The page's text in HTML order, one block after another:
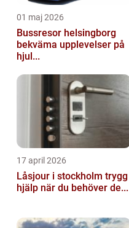
01 maj 2026
Bussresor helsingborg
bekväma upplevelser på
hjul...
17 april 2026
Låsjour i stockholm trygg
hjälp när du behöver de...